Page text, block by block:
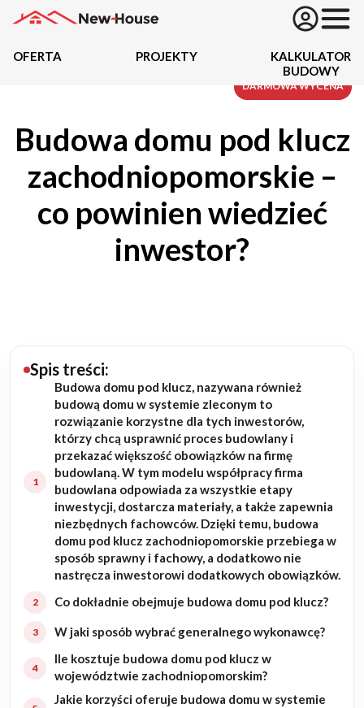
Oferta
Działki
Kredyty
Budowa domu
Rezydencje
Rozbudowa
Remonty
Budynki biurowe
Realizacje
Referencje
OFERTA PROJEKTY
KALKULATOR
BUDOWY
Budowa domu pod klucz
zachodniopomorskie –
co powinien wiedzieć
inwestor?
Spis treści:
Budowa domu pod klucz, nazywana również
budową domu w systemie zleconym to
rozwiązanie korzystne dla tych inwestorów,
którzy chcą usprawnić proces budowlany i
przekazać większość obowiązków na firmę
budowlaną. W tym modelu współpracy firma
budowlana odpowiada za wszystkie etapy
inwestycji, dostarcza materiały, a także zapewnia
niezbędnych fachowców. Dzięki temu, budowa
domu pod klucz zachodniopomorskie przebiega w
sposób sprawny i fachowy, a dodatkowo nie
nastręcza inwestorowi dodatkowych obowiązków.
Co dokładnie obejmuje budowa domu pod klucz?
W jaki sposób wybrać generalnego wykonawcę?
Ile kosztuje budowa domu pod klucz w
województwie zachodniopomorskim?
Jakie korzyści oferuje budowa domu w systemie
DARMOWA WYCENA